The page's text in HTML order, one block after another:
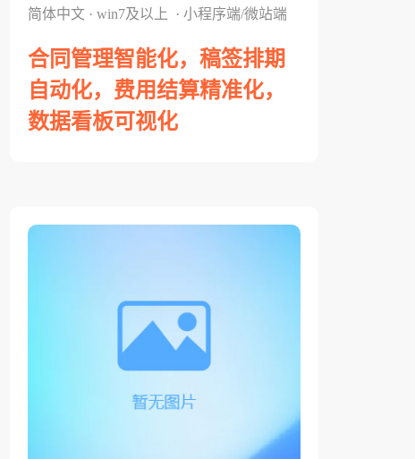
简体中文 · win7及以上 · 小程序端/微站端
合同管理智能化，稿签排期
自动化，费用结算精准化，
数据看板可视化